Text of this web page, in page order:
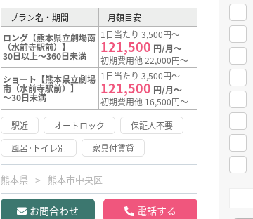
プラン名・期間
月額目安
ロング【熊本県立劇場南
（水前寺駅前）】
30日以上～360日未満
1日当たり 3,500円～
121,500 円/月～
初期費用他 22,000円～
ショート【熊本県立劇場
南（水前寺駅前）】
～30日未満
1日当たり 3,500円～
121,500 円/月～
初期費用他 16,500円～
駅近
オートロック
保証人不要
風呂･トイレ別
家具付賃貸
熊本県 熊本市中央区
お問合わせ 電話する